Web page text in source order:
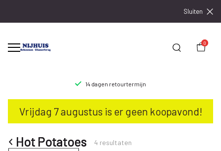
Sluiten
0
14 dagen retourtermijn
Hot
Potatoes
Vrijdag 7 augustus is er geen koopavond!
Hot Potatoes
4 resultaten